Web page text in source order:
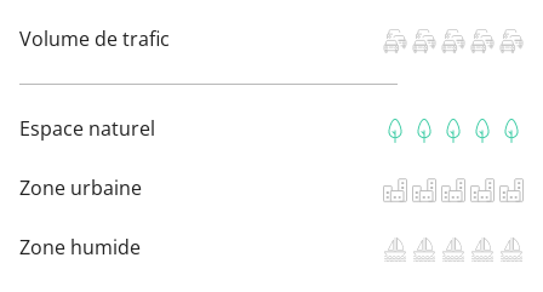
Volume de trafic
Espace naturel
Zone urbaine
Zone humide